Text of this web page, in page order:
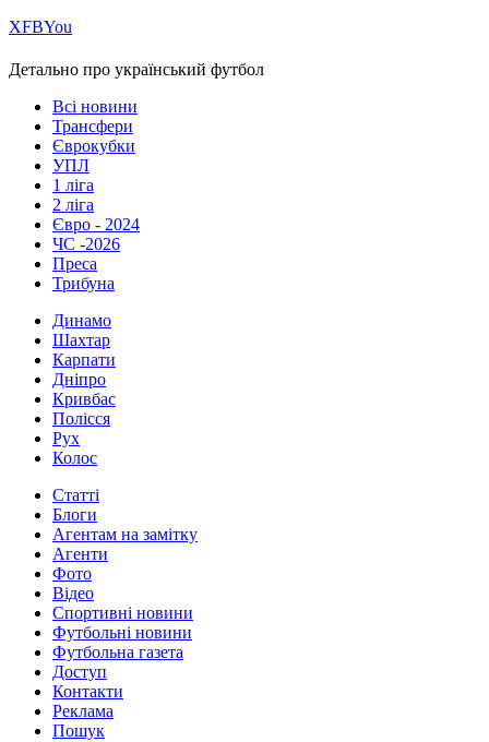
ХFBYou
Детально про український футбол
Всі новини
Трансфери
Єврокубки
УПЛ
1 ліга
2 ліга
Євро - 2024
ЧС -2026
Преса
Трибуна
Динамо
Шахтар
Карпати
Дніпро
Кривбас
Полісся
Рух
Колос
Статті
Блоги
Агентам на замітку
Агенти
Фото
Відео
Спортивні новини
Футбольні новини
Футбольна газета
Доступ
Контакти
Реклама
Пошук